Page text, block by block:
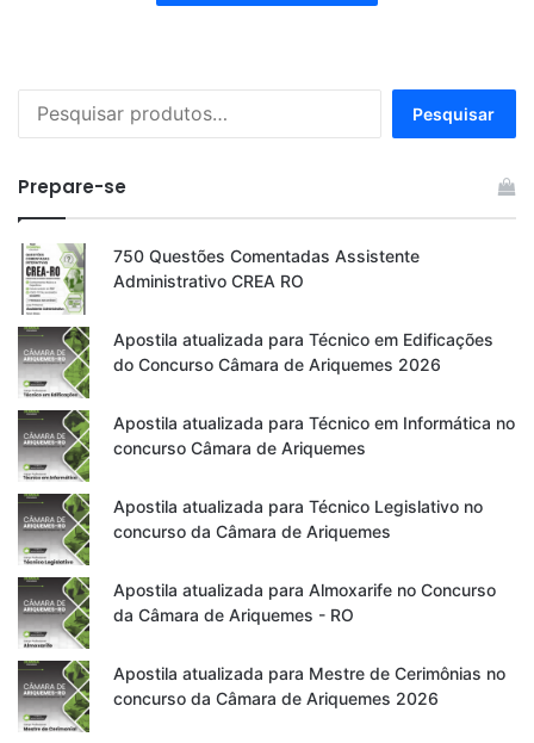
por:
Pesquisar
Prepare-se
750 Questões Comentadas Assistente
Administrativo CREA RO
Apostila atualizada para Técnico em Edificações
do Concurso Câmara de Ariquemes 2026
Apostila atualizada para Técnico em Informática no
concurso Câmara de Ariquemes
Apostila atualizada para Técnico Legislativo no
concurso da Câmara de Ariquemes
Apostila atualizada para Almoxarife no Concurso
da Câmara de Ariquemes - RO
Apostila atualizada para Mestre de Cerimônias no
concurso da Câmara de Ariquemes 2026